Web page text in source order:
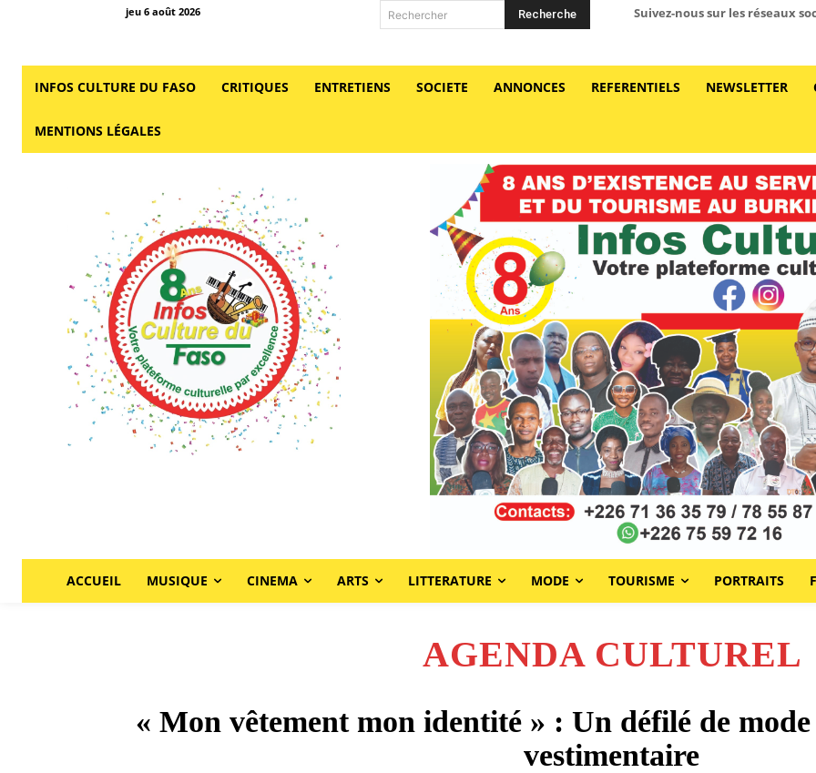
jeu 6 août 2026 Rechercher Recherche Suivez-nous sur les réseaux
INFOS CULTURE DU FASO CRITIQUES ENTRETIENS SOCIETE ANNONCES REFERENTIELS NEWSLETTER
MENTIONS LÉGALES
ACCUEIL MUSIQUE CINEMA ARTS LITTERATURE MODE TOURISME PORTRAITS
AGENDA CULTUREL
« Mon vêtement mon identité » : Un défilé de
vestimentaire